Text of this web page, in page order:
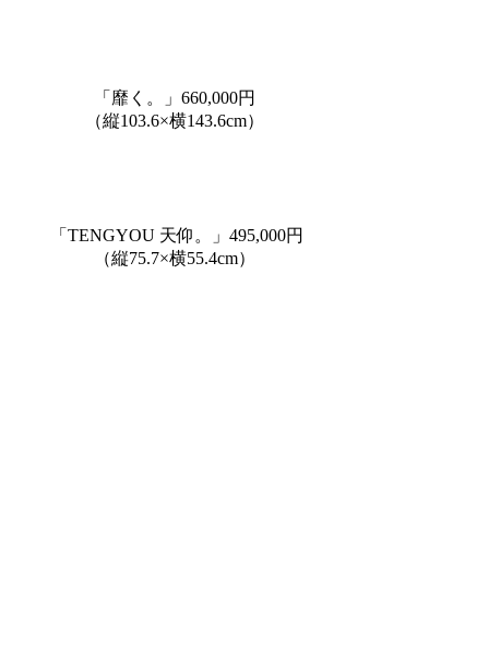
「靡く。」660,000円
（縦103.6×横143.6cm）
「TENGYOU 天仰。」495,000円
（縦75.7×横55.4cm）